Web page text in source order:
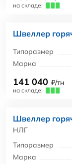
на складе:
Швеллер
Типоразмер
Марка
141 040 ₽/тн
на складе:
Швеллер
НЛГ
Типоразмер
Марка